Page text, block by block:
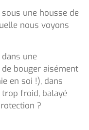
une housse de
nous voyons
une
bouger aisément
en soi !), dans
froid, balayé
?